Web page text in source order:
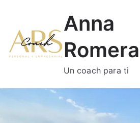
Anna
Un coach para ti